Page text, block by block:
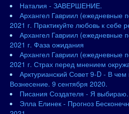
Наталия - ЗАВЕРШЕНИЕ.
Архангел Гавриил (ежедневные
2021 г. Практикуйте любовь к себе
Архангел Гавриил (ежедневные
2021 г. Фаза ожидания
Архангел Гавриил (ежедневные
2021 г. Страх перед мнением
Арктурианский Совет 9-D - В
Вознесение. 9 сентября 2020.
Писания Создателя - Я
Элла Елинек - Прогноз